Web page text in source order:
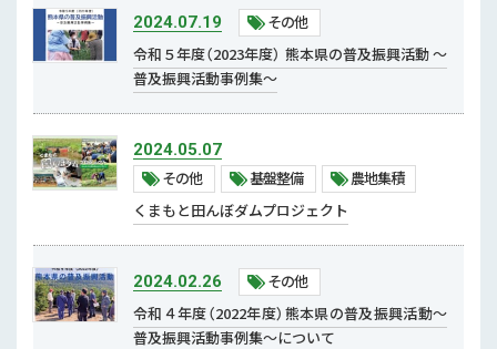
2024.07.19
その他
令和５年度（2023年度） 熊本県の普及振興活動 ～
普及振興活動事例集～
2024.05.07
その他 基盤整備
農地集積
くまもと田んぼダムプロジェクト
2024.02.26
その他
令和４年度（2022年度）熊本県の普及振興活動～
普及振興活動事例集～について
防災・減災・リスク軽減対策
農産園芸
園芸
農産